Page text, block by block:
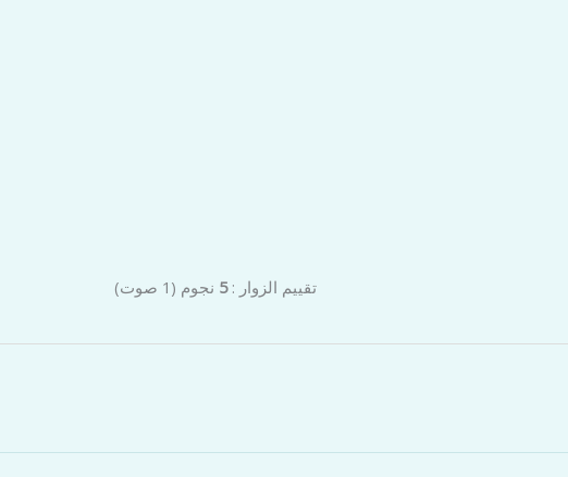
تقييم الزوار : 5 نجوم (
1 صوت)